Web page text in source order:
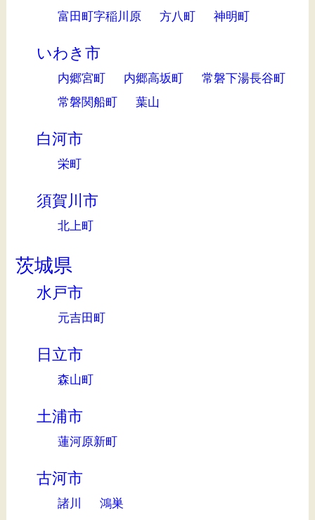
富田町字稲川原
方八町 神明町
いわき市
内郷宮町 内郷高坂町
常磐下湯長谷町
常磐関船町
葉山
白河市
栄町
須賀川市
北上町
茨城県
水戸市
元吉田町
日立市
森山町
土浦市
蓮河原新町
古河市
諸川 鴻巣